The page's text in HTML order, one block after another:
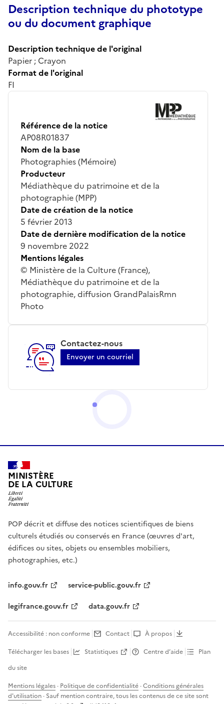
Description technique du phototype
ou du document graphique
Description technique de l'original
Papier ; Crayon
Format de l'original
FI
Référence de la notice
AP08R01837
Nom de la base
Photographies (Mémoire)
Producteur
Médiathèque du patrimoine et de la
photographie (MPP)
Date de création de la notice
5 février 2013
Date de dernière modification de la notice
9 novembre 2022
Mentions légales
© Ministère de la Culture (France),
Médiathèque du patrimoine et de la
photographie, diffusion GrandPalaisRmn
Photo
Contactez-nous
Envoyer un courriel
MINISTÈRE
DE LA CULTURE
POP décrit et diffuse des notices scientifiques de biens
culturels étudiés ou conservés en France (œuvres d'art,
édifices ou sites, objets ou ensembles mobiliers,
photographies, etc.)
info.gouv.fr
service-public.gouv.fr
legifrance.gouv.fr
data.gouv.fr
Accessibilité : non conforme Contact
À propos
Télécharger les bases
Statistiques Centre d’aide
Plan
du site
Mentions légales · Politique de confidentialité ·Conditions générales
d'utilisation · Sauf mention contraire, tous les contenus de ce site sont